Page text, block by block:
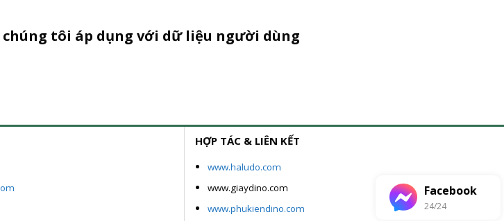
tôi áp dụng với dữ liệu người dùng
HỢP TÁC & LIÊN KẾT
www.haludo.com
www.giaydino.com
www.phukiendino.com
Facebook
24/24